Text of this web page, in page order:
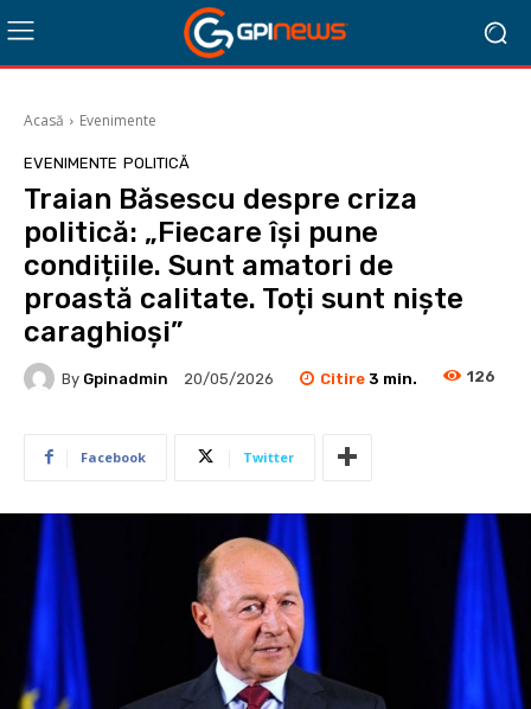
Acasă Evenimente
EVENIMENTE POLITICĂ
Traian Băsescu despre criza
politică: „Fiecare își pune
condițiile. Sunt amatori de
proastă calitate. Toți sunt niște
caraghioși”
By Gpinadmin 20/05/2026 Citire 3 min. 126
Facebook Twitter